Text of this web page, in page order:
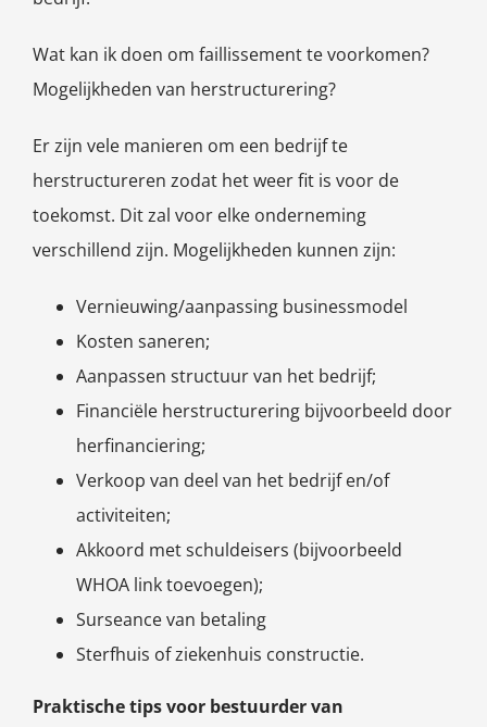
Wat kan ik doen om faillissement te voorkomen?
Mogelijkheden van herstructurering?
Er zijn vele manieren om een bedrijf te
herstructureren zodat het weer fit is voor de
toekomst. Dit zal voor elke onderneming
verschillend zijn. Mogelijkheden kunnen zijn:
Vernieuwing/aanpassing businessmodel
Kosten saneren;
Aanpassen structuur van het bedrijf;
Financiële herstructurering bijvoorbeeld door
herfinanciering;
Verkoop van deel van het bedrijf en/of
activiteiten;
Akkoord met schuldeisers (bijvoorbeeld
WHOA link toevoegen);
Surseance van betaling
Sterfhuis of ziekenhuis constructie.
Praktische tips voor bestuurder van